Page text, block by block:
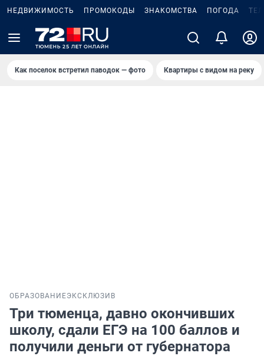
НЕДВИЖИМОСТЬ ПРОМОКОДЫ ЗНАКОМСТВА ПОГОДА
Как поселок встретил паводок — фото Квартиры с видом на реку
ОБРАЗОВАНИЕЭКСКЛЮЗИВ
Три тюменца, давно окончивших
школу, сдали ЕГЭ на 100 баллов и
получили деньги от губернатора